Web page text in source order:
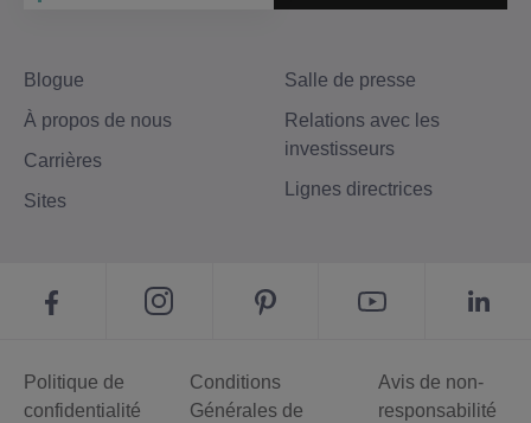
Blogue
À propos de nous
Carrières
Sites
Salle de presse
Relations avec les
investisseurs
Lignes directrices
Politique de
confidentialité
Conditions
Générales de
Avis de non-
responsabilité